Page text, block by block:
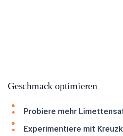
Geschmack optimieren
Probiere mehr
Experimentiere mit